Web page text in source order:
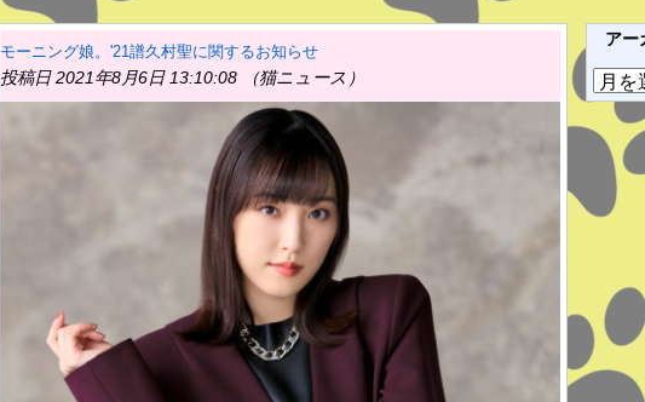
モーニング娘。'21譜久村聖に関するお知らせ
投稿日 2021年8月6日 13:10:08 （猫ニュース）
アー
ア
ー
カ